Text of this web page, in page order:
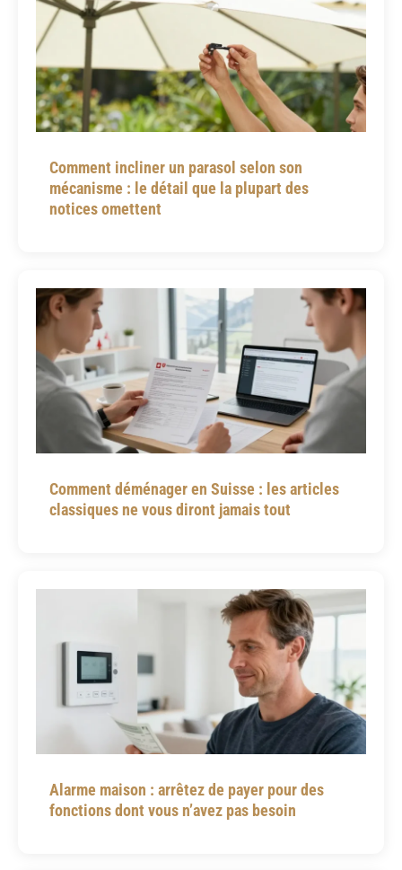
Comment incliner un parasol selon son
mécanisme : le détail que la plupart des
notices omettent
Comment déménager en Suisse : les articles
classiques ne vous diront jamais tout
Alarme maison : arrêtez de payer pour des
fonctions dont vous n’avez pas besoin